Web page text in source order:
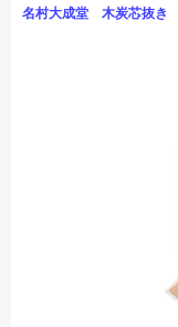
名村大成堂 木炭芯抜き